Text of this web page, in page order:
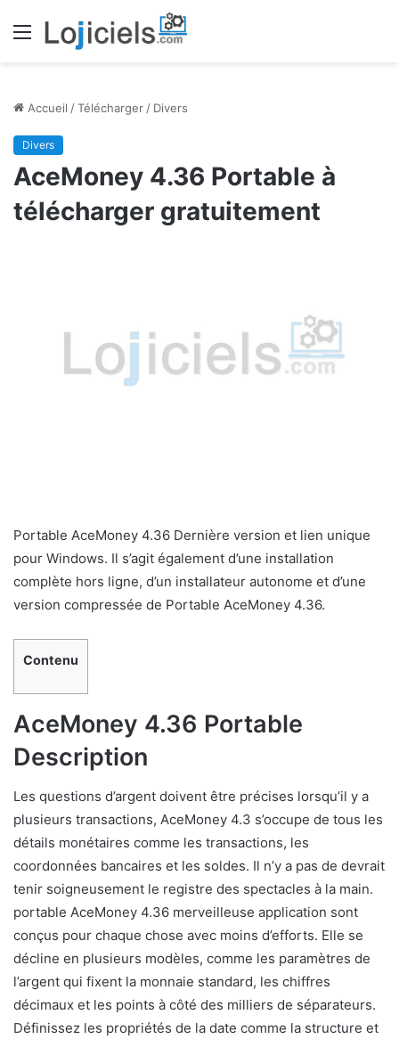
Menu
Accueil /Télécharger / Divers
Divers
AceMoney 4.36 Portable à
télécharger gratuitement
Portable AceMoney 4.36 Dernière version et lien unique
pour Windows. Il s’agit également d’une installation
complète hors ligne, d’un installateur autonome et d’une
version compressée de Portable AceMoney 4.36.
Contenu
AceMoney 4.36 Portable
Description
Les questions d’argent doivent être précises lorsqu’il y a
plusieurs transactions, AceMoney 4.3 s’occupe de tous les
détails monétaires comme les transactions, les
coordonnées bancaires et les soldes. Il n’y a pas de devrait
tenir soigneusement le registre des spectacles à la main.
portable AceMoney 4.36 merveilleuse application sont
conçus pour chaque chose avec moins d’efforts. Elle se
décline en plusieurs modèles, comme les paramètres de
l’argent qui fixent la monnaie standard, les chiffres
décimaux et les points à côté des milliers de séparateurs.
Définissez les propriétés de la date comme la structure et